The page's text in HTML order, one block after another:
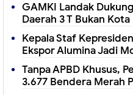
GAMKI Landak
Daerah 3 T Bukan Kota
Kepala Staf
Ekspor Alumina Jadi
Tanpa APBD Khusus,
3.677 Bendera Merah